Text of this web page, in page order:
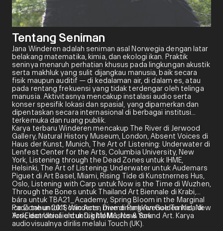
Tentang Seniman
Jana Winderen adalah seniman asal Norwegia dengan latar
belakang matematika, kimia, dan ekologi ikan. Praktik
seninya menaruh perhatian khusus pada lingkungan akustik
serta makhluk yang sulit dijangkau manusia, baik secara
fisik maupun auditif — di kedalaman air, di dalam es, atau
pada rentang frekuensi yang tidak terdengar oleh telinga
manusia. Aktivitasnya mencakup instalasi audio serta
konser spesifik lokasi dan spasial, yang dipamerkan dan
dipentaskan secara internasional di berbagai institusi
terkemuka dan ruang publik.
Karya terbaru Winderen mencakup The River di Jerwood
Gallery, Natural History Museum, London, Absent Voices di
Haus der Kunst, Munich, The Art of Listening: Underwater di
Lenfest Center for the Arts, Columbia University, New
York, Listening through the Dead Zones untuk IHME,
Helsinki, The Art of Listening: Underwater untuk Audemars
Piguet di Art Basel, Miami, Rising Tide di Kunstnernes Hus,
Oslo, Listening with Carp untuk Now is the Time di Wuzhen,
Through the Bones untuk Thailand Art Biennale di Krabi,
bára untuk TBA21_Academy, Spring Bloom in the Marginal
Ice Zone untuk Sonic Acts, Dive di Park Avenue Tunnel, New
York, dan Ultrafield untuk MoMA, New York.
Pada tahun 2011, Winderen memenangkan Golden Nica di
Ars Electronica untuk Digital Musics & Sound Art. Karya
audiovisualnya dirilis melalui Touch (UK).